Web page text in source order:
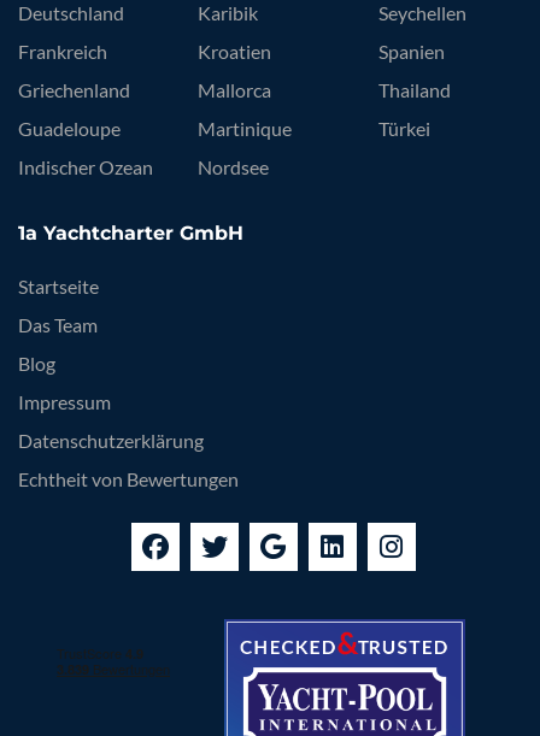
Deutschland
Frankreich
Griechenland
Guadeloupe
Indischer Ozean
Karibik
Kroatien
Mallorca
Martinique
Nordsee
Seychellen
Spanien
Thailand
Türkei
1a Yachtcharter GmbH
Startseite
Das Team
Blog
Impressum
Datenschutzerklärung
Echtheit von Bewertungen